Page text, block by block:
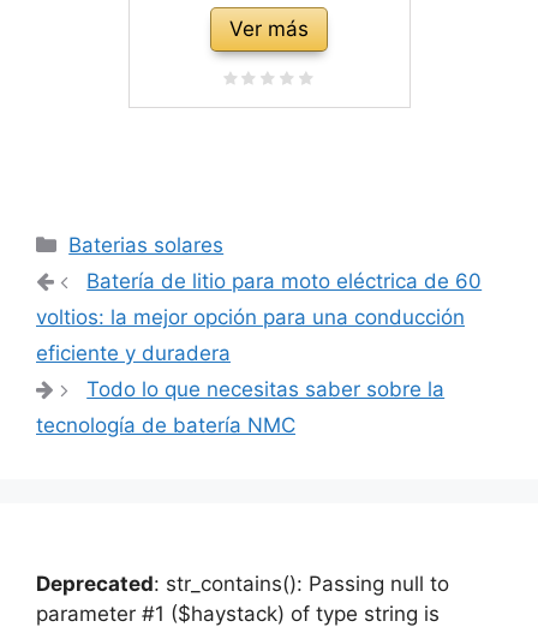
Ver más
Categorías
Baterias solares
Navegación
de
Batería de litio para moto eléctrica de 60
voltios: la mejor opción para una conducción
eficiente y duradera
Todo lo que necesitas saber sobre la
tecnología de batería NMC
Deprecated: str_contains(): Passing null to
parameter #1 ($haystack) of type string is